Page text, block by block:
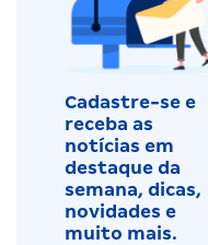
Cadastre-se e
receba as
notícias em
destaque da
semana, dicas,
novidades e
muito mais.